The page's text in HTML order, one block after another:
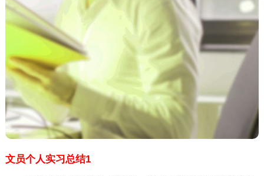
文员个人实习总结1